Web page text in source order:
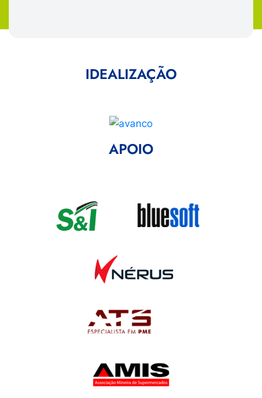
IDEALIZAÇÃO
APOIO